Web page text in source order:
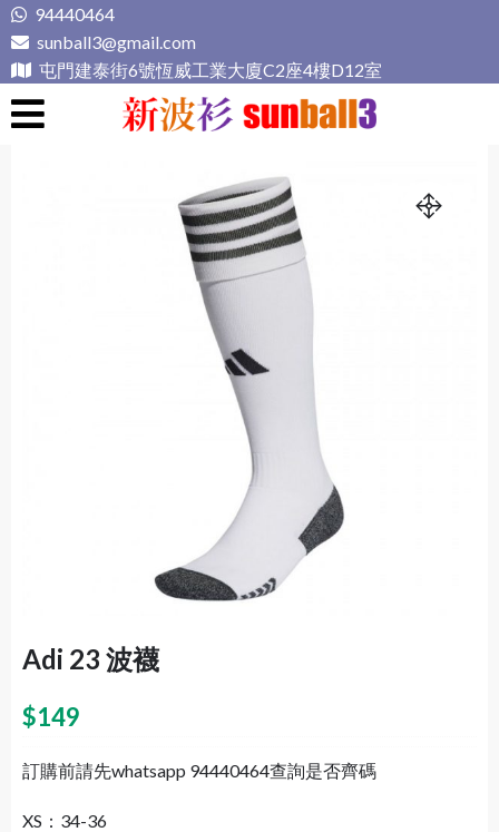
Skip
to
content
94440464
sunball3@gmail.com
屯門建泰街6號恆威工業大廈C2座4樓D12室
Adi 23 波襪
$149
訂購前請先whatsapp 94440464查詢是否齊碼
XS：34-36